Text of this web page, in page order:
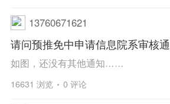
13760671621
请问预推免中申请信息院系审核
如图，还没有其他通知……
16631 浏览 0 评论